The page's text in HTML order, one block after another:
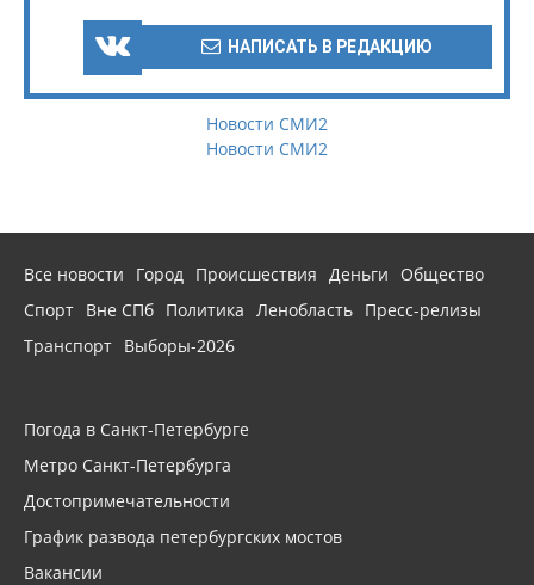
НАПИСАТЬ В РЕДАКЦИЮ
Новости СМИ2
Новости СМИ2
Все новости Город Происшествия Деньги
Общество
Спорт Вне СПб Политика Ленобласть Пресс-релизы
Транспорт Выборы-2026
Погода в Санкт-Петербурге
Метро Санкт-Петербурга
Достопримечательности
График развода петербургских мостов
Вакансии